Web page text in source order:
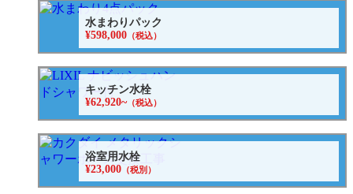
水まわりパック
¥598,000 （税込）
キッチン水栓
¥62,920~（税込）
浴室用水栓
¥23,000 （税別）